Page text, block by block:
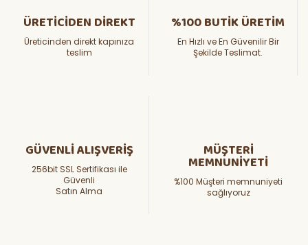
ÜRETİCİDEN DİREKT
Üreticinden direkt kapınıza
teslim
%100 BUTİK ÜRETİM
En Hızlı ve En Güvenilir Bir
Şekilde Teslimat.
GÜVENLİ ALIŞVERİŞ
256bit SSL Sertifikası ile
Güvenli
Satın Alma
MÜŞTERİ
MEMNUNİYETİ
%100 Müşteri memnuniyeti
sağlıyoruz